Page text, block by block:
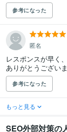
参考になった
匿名
レスポンスが早く
ありがとうござい
参考になった
もっと見る
SEO外部対策の